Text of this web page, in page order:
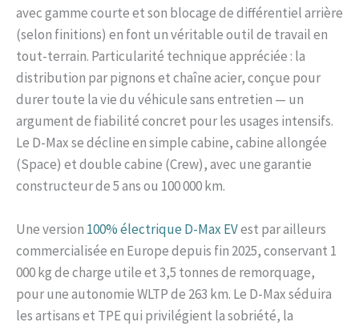
avec gamme courte et son blocage de différentiel arrière
(selon finitions) en font un véritable outil de travail en
tout-terrain. Particularité technique appréciée : la
distribution par pignons et chaîne acier, conçue pour
durer toute la vie du véhicule sans entretien — un
argument de fiabilité concret pour les usages intensifs.
Le D-Max se décline en simple cabine, cabine allongée
(Space) et double cabine (Crew), avec une garantie
constructeur de 5 ans ou 100 000 km.
Une version 100% électrique D-Max EVest par ailleurs
commercialisée en Europe depuis fin 2025, conservant 1
000 kg de charge utile et 3,5 tonnes de remorquage,
pour une autonomie WLTP de 263 km. Le D-Max séduira
les artisans et TPE qui privilégient la sobriété, la